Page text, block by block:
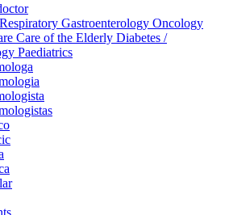
Gastroenterology Oncology
Care of the Elderly Diabetes /
Paediatrics